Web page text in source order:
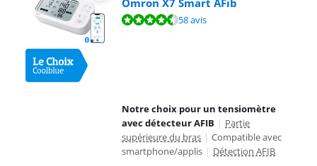
Omron X7 Smart AFib
La note est de 9,0 sur 10, basée sur 58 avis.58 avis
Notre choix pour un tensiomètre
avec détecteur AFIB | Partie
supérieure du bras | Compatible avec
smartphone/applis | Détection AFIB